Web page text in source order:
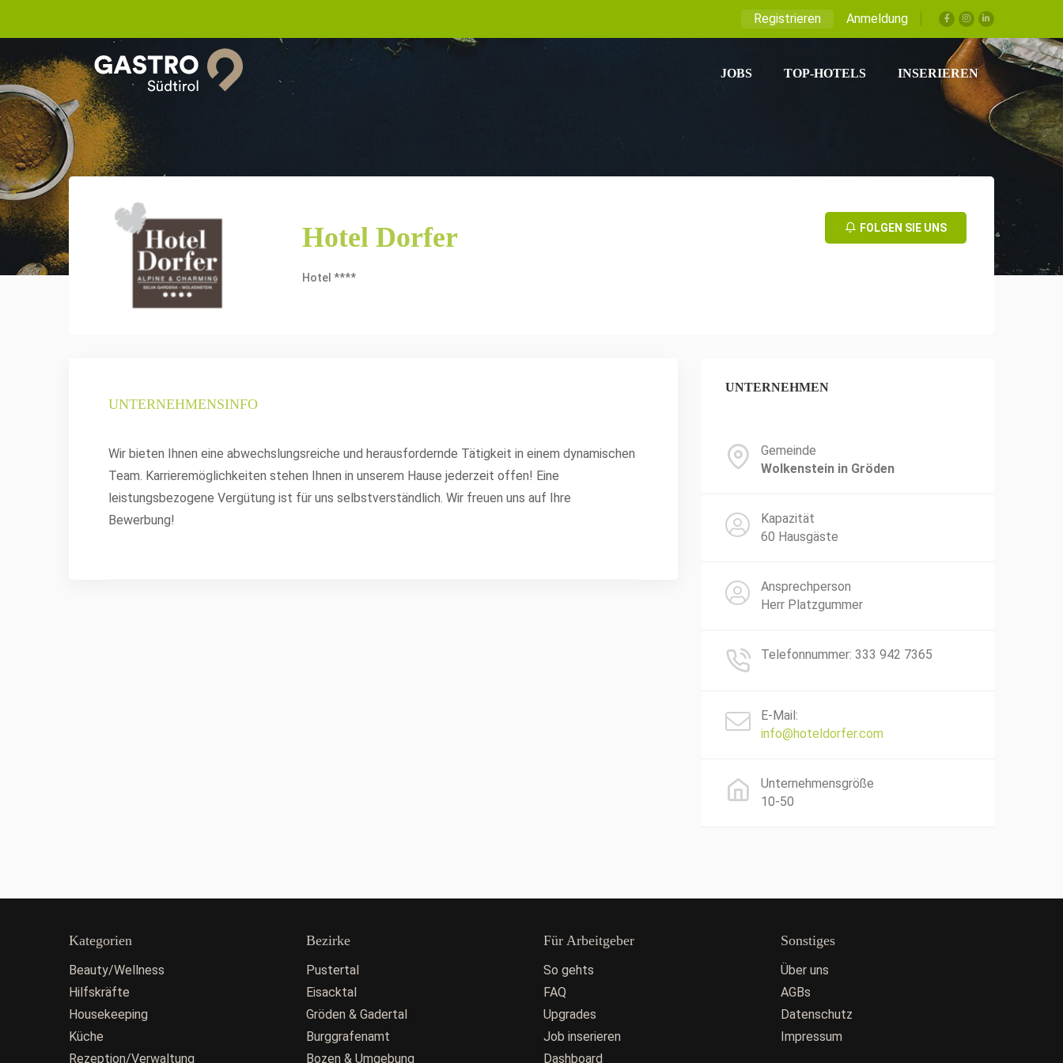
Registrieren Anmeldung
JOBS TOP-HOTELS INSERIEREN
Hotel Dorfer
Hotel ****
FOLGEN SIE UNS
UNTERNEHMENSINFO
Wir bieten Ihnen eine abwechslungsreiche und herausfordernde Tätigkeit in einem dynamischen
Team. Karrieremöglichkeiten stehen Ihnen in unserem Hause jederzeit offen! Eine
leistungsbezogene Vergütung ist für uns selbstverständlich. Wir freuen uns auf Ihre
Bewerbung!
UNTERNEHMEN
Gemeinde
Wolkenstein in Gröden
Kapazität
60 Hausgäste
Ansprechperson
Herr Platzgummer
Telefonnummer: 333 942 7365
E-Mail:
info@hoteldorfer.com
Unternehmensgröße
10-50
Kategorien
Beauty/Wellness
Hilfskräfte
Housekeeping
Küche
Rezeption/Verwaltung
Bezirke
Pustertal
Eisacktal
Gröden & Gadertal
Burggrafenamt
Bozen & Umgebung
Für Arbeitgeber
So gehts
FAQ
Upgrades
Job inserieren
Dashboard
Sonstiges
Über uns
AGBs
Datenschutz
Impressum